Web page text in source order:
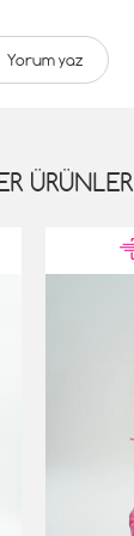
Yorum yaz
ÜRÜNLER